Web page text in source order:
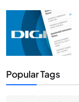
Popular Tags